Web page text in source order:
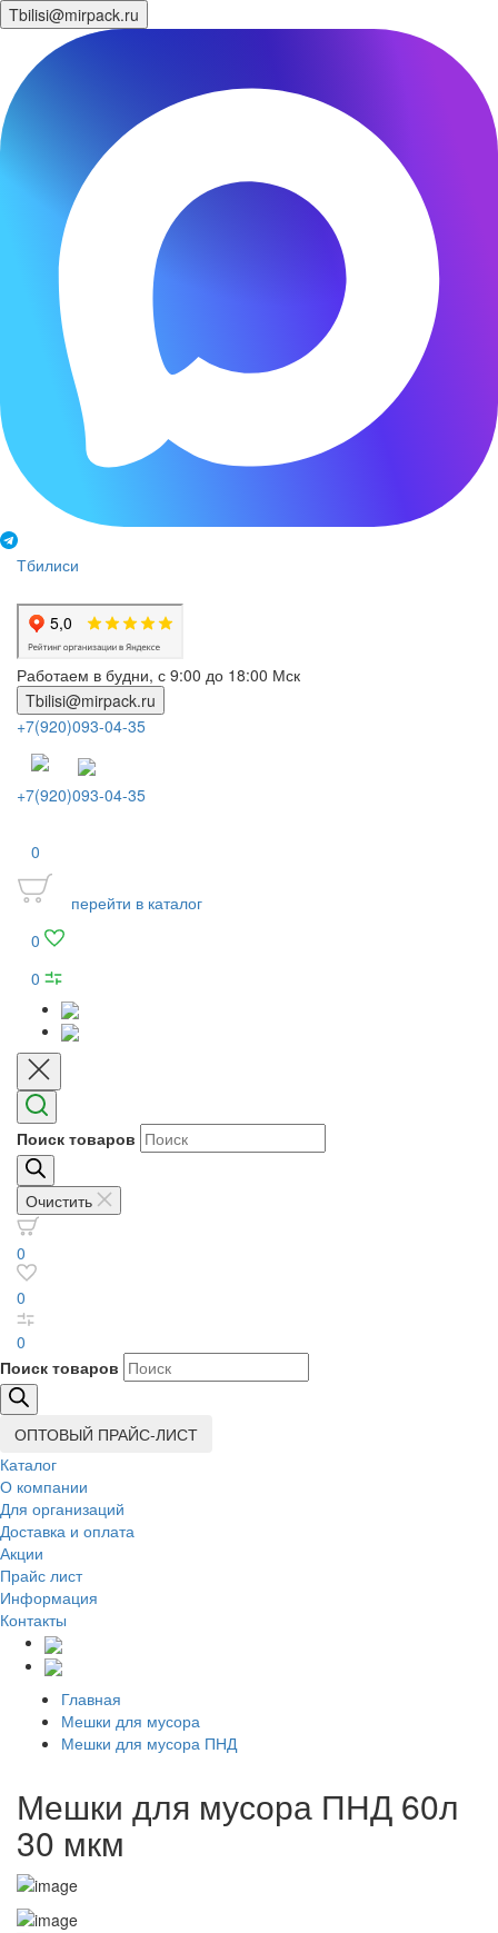
Tbilisi@mirpack.ru
Тбилиси
Работаем в будни, с 9:00 до 18:00 Мск
Tbilisi@mirpack.ru
+7(920)093-04-35
+7(920)093-04-35
0
перейти в каталог
0
0
Поиск товаров
Очистить
0
0
0
Поиск товаров
ОПТОВЫЙ ПРАЙС-ЛИСТ
Каталог
О компании
Для организаций
Доставка и оплата
Акции
Прайс лист
Информация
Контакты
Главная
Мешки для мусора
Мешки для мусора ПНД
Мешки для мусора ПНД 60л
30 мкм